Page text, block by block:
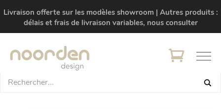
Livraison offerte sur les modèles showroom | Autres produits :
délais et frais de livraison variables, nous consulter